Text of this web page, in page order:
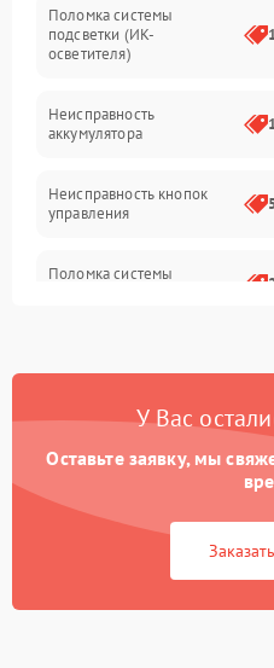
Оптика
Поломка системы
подсветки (ИК-
осветителя)
Неисправность
аккумулятора
Неисправность кнопок
управления
Поломка системы
защиты от перегрузок
Неисправность системы
автоматического
отключения
Поломка системы защиты
от короткого замыкания
Повреждение системы
У Вас
Оставьте заявку, мы